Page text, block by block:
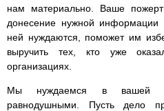
нам материально. Ваше
донесение нужной
ней нуждаются, поможет им
выручить тех, кто уже
организациях.
Мы нуждаемся в вашей
равнодушными. Пусть дело